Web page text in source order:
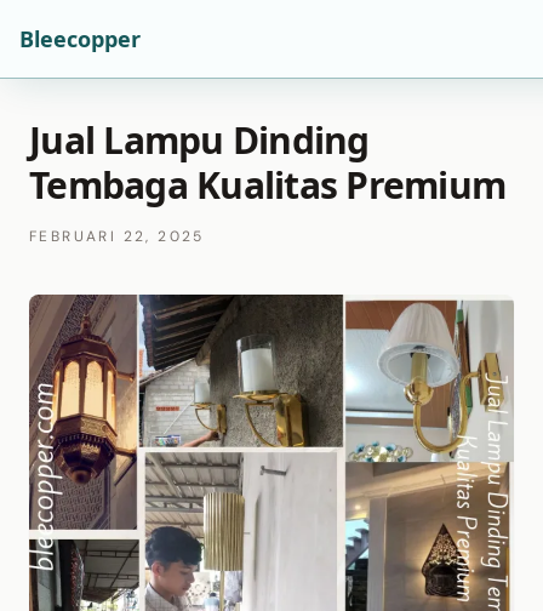
Bleecopper
Jual Lampu Dinding
Tembaga Kualitas Premium
FEBRUARI 22, 2025